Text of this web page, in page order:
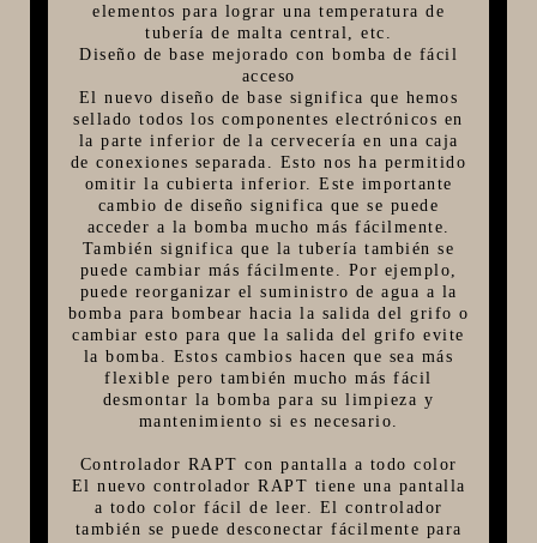
elementos para lograr una temperatura de
tubería de malta central, etc.
Diseño de base mejorado con bomba de fácil
acceso
El nuevo diseño de base significa que hemos
sellado todos los componentes electrónicos en
la parte inferior de la cervecería en una caja
de conexiones separada. Esto nos ha permitido
omitir la cubierta inferior. Este importante
cambio de diseño significa que se puede
acceder a la bomba mucho más fácilmente.
También significa que la tubería también se
puede cambiar más fácilmente. Por ejemplo,
puede reorganizar el suministro de agua a la
bomba para bombear hacia la salida del grifo o
cambiar esto para que la salida del grifo evite
la bomba. Estos cambios hacen que sea más
flexible pero también mucho más fácil
desmontar la bomba para su limpieza y
mantenimiento si es necesario.
Controlador RAPT con pantalla a todo color
El nuevo controlador RAPT tiene una pantalla
a todo color fácil de leer. El controlador
también se puede desconectar fácilmente para